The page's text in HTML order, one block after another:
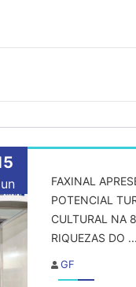
FAXINAL
POTENCIAL
CULTURAL NA
RIQUEZAS DO ...
GF